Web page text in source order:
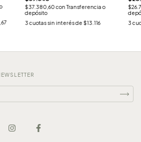
$37.380,60con Transferencia o
depósito
3 cuotas sin interés de $13.116
3